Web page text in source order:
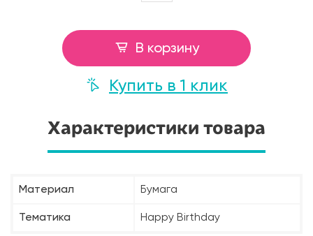
В корзину
Купить в 1 клик
Характеристики товара
Материал Бумага
Тематика Happy Birthday